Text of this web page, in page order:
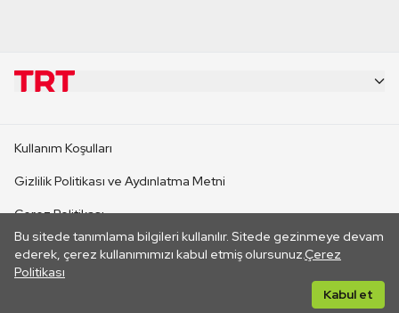
Bu sitede tanımlama bilgileri kullanılır. Sitede gezinmeye devam
ederek, çerez kullanımımızı kabul etmiş olursunuz.Çerez
Politikası
Kabul et
CANLI YAYINLAR
Kullanım Koşulları
Gizlilik Politikası ve Aydınlatma Metni
Çerez Politikası
İletişim
Her hakkı saklıdır. ©2026 TRT. Bağlantı yoluyla gidilen dış